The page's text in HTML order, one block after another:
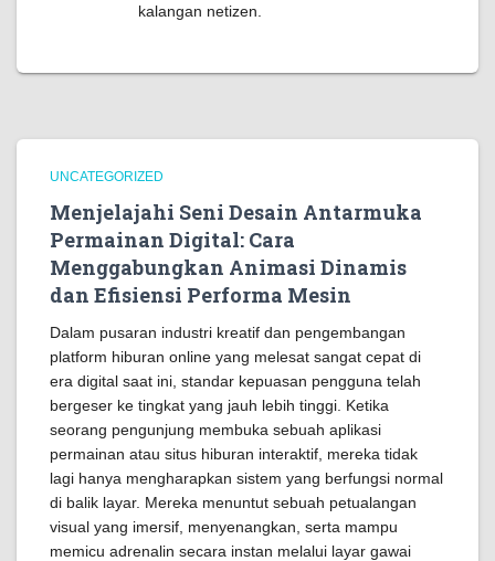
kalangan netizen.
UNCATEGORIZED
Menjelajahi Seni Desain Antarmuka
Permainan Digital: Cara
Menggabungkan Animasi Dinamis
dan Efisiensi Performa Mesin
Dalam pusaran industri kreatif dan pengembangan
platform hiburan online yang melesat sangat cepat di
era digital saat ini, standar kepuasan pengguna telah
bergeser ke tingkat yang jauh lebih tinggi. Ketika
seorang pengunjung membuka sebuah aplikasi
permainan atau situs hiburan interaktif, mereka tidak
lagi hanya mengharapkan sistem yang berfungsi normal
di balik layar. Mereka menuntut sebuah petualangan
visual yang imersif, menyenangkan, serta mampu
memicu adrenalin secara instan melalui layar gawai